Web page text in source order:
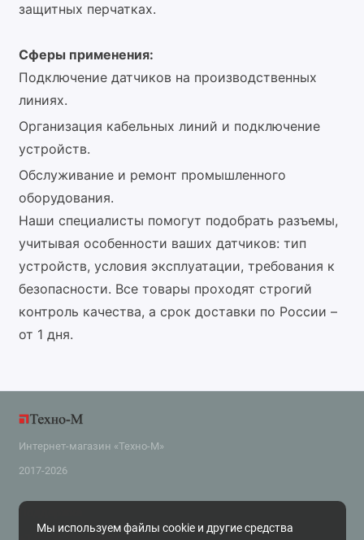
защитных перчатках.
Сферы применения:
Подключение датчиков на производственных
линиях.
Организация кабельных линий и подключение
устройств.
Обслуживание и ремонт промышленного
оборудования.
Наши специалисты помогут подобрать разъемы,
учитывая особенности ваших датчиков: тип
устройств, условия эксплуатации, требования к
безопасности. Все товары проходят строгий
контроль качества, а срок доставки по России –
от 1 дня.
Мы используем файлы cookie и другие средства
Интернет-магазин «Техно-М»
2017-2026
Поддержка